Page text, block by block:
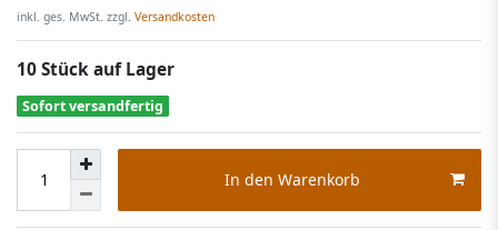
inkl. ges. MwSt. zzgl. Versandkosten
10 Stück auf Lager
Sofort versandfertig
In den Warenkorb